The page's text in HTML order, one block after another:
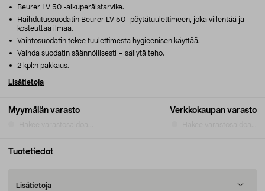
Myymälän varasto Verkkokaupan varasto
Beurer LV 50 -alkuperäistarvike.
Haihdutussuodatin Beurer LV 50 -pöytätuulettimeen, joka viilentää ja
kosteuttaa ilmaa.
Vaihtosuodatin tekee tuulettimesta hygieenisen käyttää.
Vaihda suodatin säännöllisesti – säilytä teho.
2 kpl:n pakkaus.
Lisätietoja
Tuotetiedot
Lisätietoja